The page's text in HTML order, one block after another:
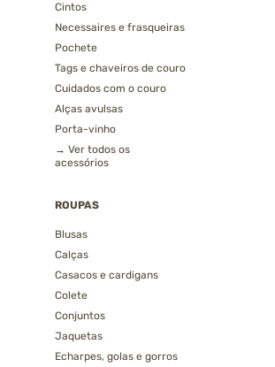
Cintos
Necessaires e frasqueiras
Pochete
Tags e chaveiros de couro
Cuidados com o couro
Alças avulsas
Porta-vinho
→ Ver todos os
acessórios
ROUPAS
Blusas
Calças
Casacos e cardigans
Colete
Conjuntos
Jaquetas
Echarpes, golas e gorros